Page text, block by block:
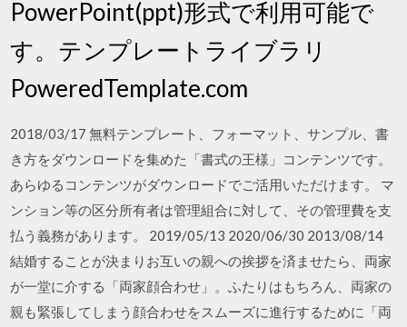
PowerPoint(ppt)形式で利用可能で
す。テンプレートライブラリ
PoweredTemplate.com
2018/03/17 無料テンプレート、フォーマット、サンプル、書
き方をダウンロードを集めた「書式の王様」コンテンツです。
あらゆるコンテンツがダウンロードでご活用いただけます。 マ
ンション等の区分所有者は管理組合に対して、その管理費を支
払う義務があります。 2019/05/13 2020/06/30 2013/08/14
結婚することが決まりお互いの親への挨拶を済ませたら、両家
が一堂に介する「両家顔合わせ」。ふたりはもちろん、両家の
親も緊張してしまう顔合わせをスムーズに進行するために「両